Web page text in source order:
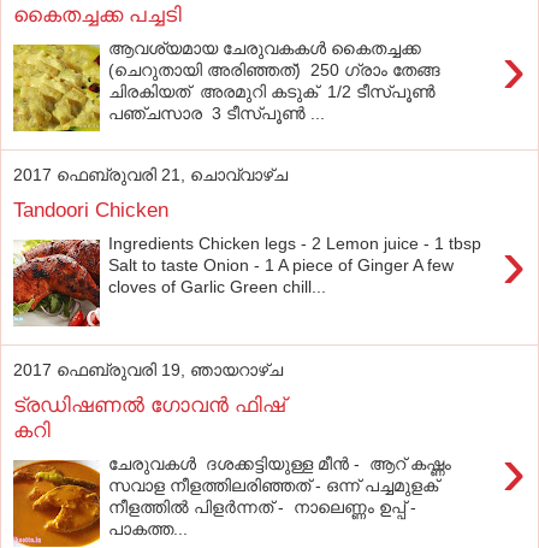
കൈതച്ചക്ക പച്ചടി
›
ആവശ്യമായ ചേരുവകകള്‍ കൈതച്ചക്ക
(ചെറുതായി അരിഞ്ഞത്) 250 ഗ്രാം തേങ്ങ
ചിരകിയത് അരമുറി കടുക് 1/2 ടീസ്പൂണ്‍
പഞ്ചസാര 3 ടീസ്പൂണ്‍ ...
2017 ഫെബ്രുവരി 21, ചൊവ്വാഴ്ച
Tandoori Chicken
›
Ingredients Chicken legs - 2 Lemon juice - 1 tbsp
Salt to taste Onion - 1 A piece of Ginger A few
cloves of Garlic Green chill...
2017 ഫെബ്രുവരി 19, ഞായറാഴ്‌ച
ട്രഡിഷണല്‍ ഗോവന്‍ ഫിഷ്
കറി
›
ചേരുവകൾ ദശക്കട്ടിയുള്ള മീന്‍ - ആറ് കഷ്ണം
സവാള നീളത്തിലരിഞ്ഞത് - ഒന്ന് പച്ചമുളക്
നീളത്തില്‍ പിളര്‍ന്നത് - നാലെണ്ണം ഉപ്പ് -
പാകത്ത...